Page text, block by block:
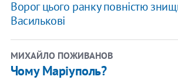
Ворог цього ранку повністю
Василькові
МИХАЙЛО ПОЖИВАНОВ
Чому Маріуполь?